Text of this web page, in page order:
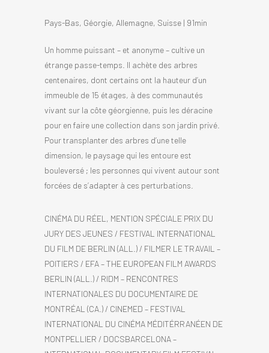
Pays-Bas, Géorgie, Allemagne, Suisse | 91min
Un homme puissant – et anonyme – cultive un
étrange passe-temps. Il achète des arbres
centenaires, dont certains ont la hauteur d’un
immeuble de 15 étages, à des communautés
vivant sur la côte géorgienne, puis les déracine
pour en faire une collection dans son jardin privé.
Pour transplanter des arbres d’une telle
dimension, le paysage qui les entoure est
bouleversé ; les personnes qui vivent autour sont
forcées de s’adapter à ces perturbations.
CINÉMA DU RÉEL, MENTION SPÉCIALE PRIX DU
JURY DES JEUNES / FESTIVAL INTERNATIONAL
DU FILM DE BERLIN (ALL.) / FILMER LE TRAVAIL –
POITIERS / EFA – THE EUROPEAN FILM AWARDS
BERLIN (ALL.) / RIDM – RENCONTRES
INTERNATIONALES DU DOCUMENTAIRE DE
MONTRÉAL (CA.) / CINEMED – FESTIVAL
INTERNATIONAL DU CINÉMA MÉDITÉRRANÉEN DE
MONTPELLIER / DOCSBARCELONA –